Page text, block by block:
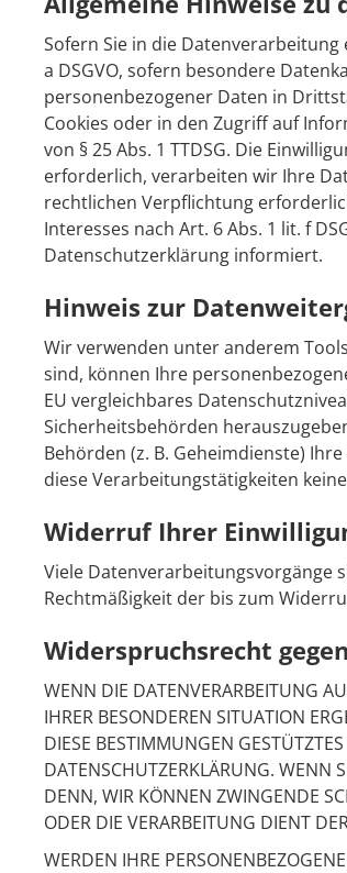
Sofern Sie in die Datenverarbeitung
a DSGVO, sofern besondere
personenbezogener Daten in
Cookies oder in den Zugriff auf
von § 25 Abs. 1 TTDSG. Die
erforderlich, verarbeiten wir Ihre
rechtlichen Verpflichtung
Interesses nach Art. 6 Abs. 1 lit. f
Datenschutzerklärung informiert.
Hinweis zur
Wir verwenden unter anderem
sind, können Ihre
EU vergleichbares
Sicherheitsbehörden
Behörden (z. B. Geheimdienste)
diese Verarbeitungstätigkeiten
Widerruf Ihrer
Viele Datenverarbeitungsvorgänge
Rechtmäßigkeit der bis zum
Widerspruchsrecht
WENN DIE DATENVERARBEITUNG
IHRER BESONDEREN SITUATION
DIESE BESTIMMUNGEN
DATENSCHUTZERKLÄRUNG. WENN
DENN, WIR KÖNNEN ZWINGENDE
ODER DIE VERARBEITUNG DIENT
WERDEN IHRE